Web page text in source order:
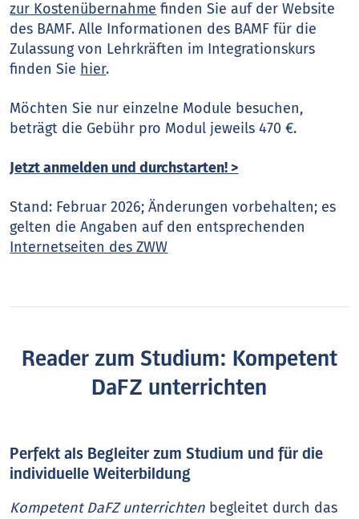
zur Kostenübernahme finden Sie auf der Website
des BAMF. Alle Informationen des BAMF für die
Zulassung von Lehrkräften im Integrationskurs
finden Sie hier.
Möchten Sie nur einzelne Module besuchen,
beträgt die Gebühr pro Modul jeweils 470 €.
Jetzt anmelden und durchstarten! >
Stand: Februar 2026; Änderungen vorbehalten; es
gelten die Angaben auf den entsprechenden
Internetseiten des ZWW
Reader zum Studium: Kompetent
DaFZ unterrichten
Perfekt als Begleiter zum Studium und für die
individuelle Weiterbildung
Kompetent DaFZ unterrichten begleitet durch das